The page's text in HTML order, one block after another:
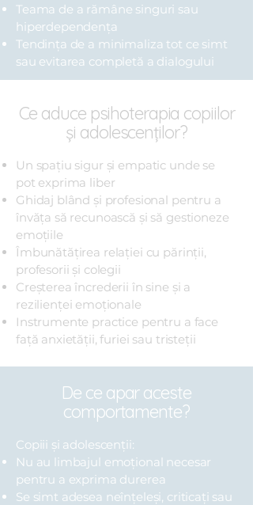
Teama de a rămâne singuri sau
hiperdependența
Tendința de a minimaliza tot ce simt
sau evitarea completă a dialogului
Ce aduce psihoterapia copiilor
și adolescenților?
Un spațiu sigur și empatic unde se
pot exprima liber
Ghidaj blând și profesional pentru a
învăța să recunoască și să gestioneze
emoțiile
Îmbunătățirea relației cu părinții,
profesorii și colegii
Creșterea încrederii în sine și a
rezilienței emoționale
Instrumente practice pentru a face
față anxietății, furiei sau tristeții
De ce apar aceste
comportamente?
Copiii și adolescenții:
Nu au limbajul emoțional necesar
pentru a exprima durerea
Se simt adesea neînțeleși, criticați sau